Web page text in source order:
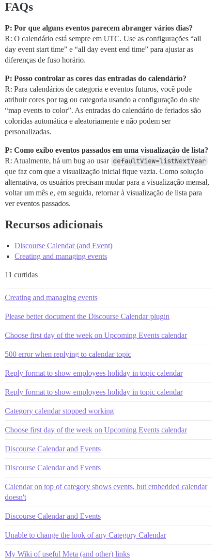
FAQs
P: Por que alguns eventos parecem abranger vários dias?
R: O calendário está sempre em UTC. Use as configurações “all
day event start time” e “all day event end time” para ajustar as
diferenças de fuso horário.
P: Posso controlar as cores das entradas do calendário?
R: Para calendários de categoria e eventos futuros, você pode
atribuir cores por tag ou categoria usando a configuração do site
“map events to color”. As entradas do calendário de feriados são
coloridas automática e aleatoriamente e não podem ser
personalizadas.
P: Como exibo eventos passados em uma visualização de lista?
R: Atualmente, há um bug ao usar defaultView=listNextYear
que faz com que a visualização inicial fique vazia. Como solução
alternativa, os usuários precisam mudar para a visualização mensal,
voltar um mês e, em seguida, retornar à visualização de lista para
ver eventos passados.
Recursos adicionais
Discourse Calendar (and Event)
Creating and managing events
11 curtidas
Creating and managing events
Please better document the Discourse Calendar plugin
Choose first day of the week on Upcoming Events calendar
500 error when replying to calendar topic
Reply format to show employees holiday in topic calendar
Reply format to show employees holiday in topic calendar
Category calendar stopped working
Choose first day of the week on Upcoming Events calendar
Discourse Calendar and Events
Discourse Calendar and Events
Calendar on top of category shows events, but embedded calendar
doesn't
Discourse Calendar and Events
Unable to change the look of any Category Calendar
My Wiki of useful Meta (and other) links